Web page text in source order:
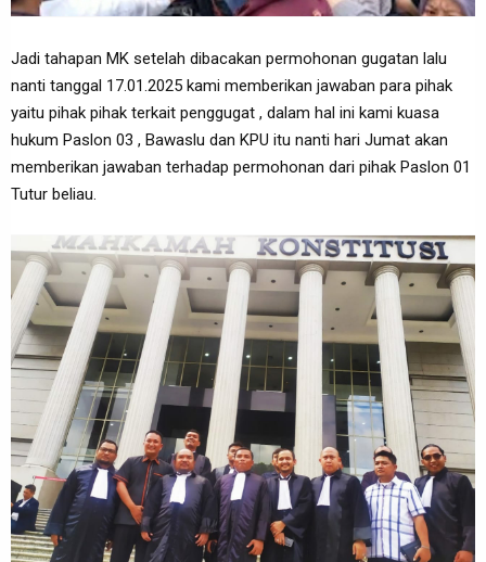
Jadi tahapan MK setelah dibacakan permohonan gugatan lalu
nanti tanggal 17.01.2025 kami memberikan jawaban para pihak
yaitu pihak pihak terkait penggugat , dalam hal ini kami kuasa
hukum Paslon 03 , Bawaslu dan KPU itu nanti hari Jumat akan
memberikan jawaban terhadap permohonan dari pihak Paslon 01
Tutur beliau.